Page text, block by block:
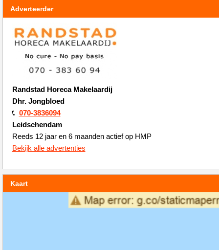
Adverteerder
Randstad Horeca Makelaardij
Dhr. Jongbloed
070-3836094
Leidschendam
Reeds 12 jaar en 6 maanden actief op HMP
Bekijk alle advertenties
Kaart